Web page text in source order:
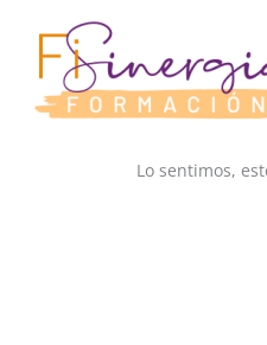
contenido
Lo sentimos,